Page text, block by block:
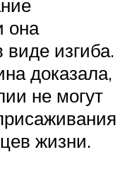
она
изгиба.
доказала,
не могут
жизни.